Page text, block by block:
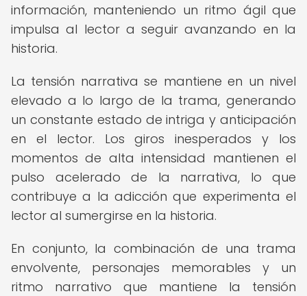
información, manteniendo un ritmo ágil que
impulsa al lector a seguir avanzando en la
historia.
La tensión narrativa se mantiene en un nivel
elevado a lo largo de la trama, generando
un constante estado de intriga y anticipación
en el lector. Los giros inesperados y los
momentos de alta intensidad mantienen el
pulso acelerado de la narrativa, lo que
contribuye a la adicción que experimenta el
lector al sumergirse en la historia.
En conjunto, la combinación de una trama
envolvente, personajes memorables y un
ritmo narrativo que mantiene la tensión